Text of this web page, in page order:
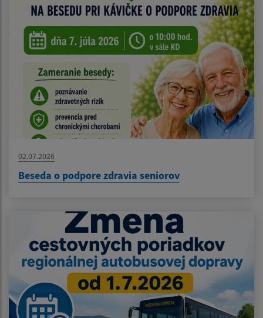
02.07.2026
Beseda o podpore zdravia seniorov